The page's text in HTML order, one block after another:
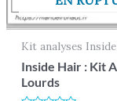
Kit analyses
Inside Hair : Kit
Lourds